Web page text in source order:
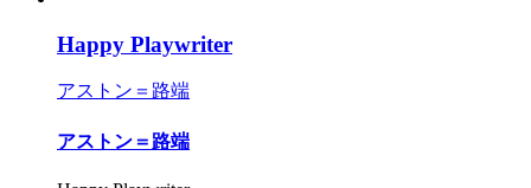
Happy Playwriter
アストン＝路端
アストン＝路端